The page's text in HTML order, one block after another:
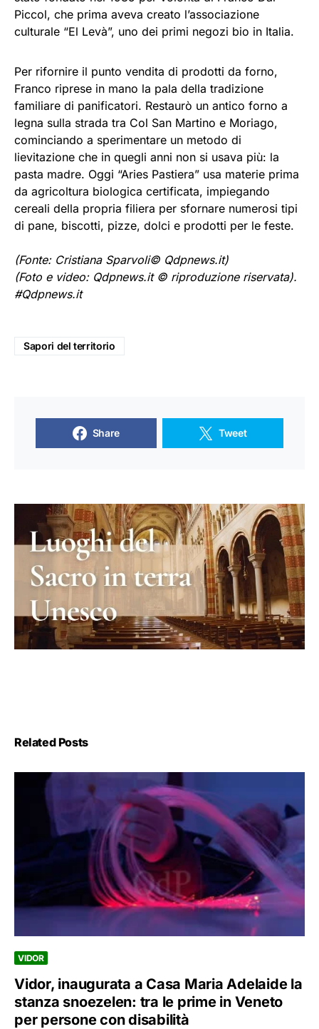
Piccol, che prima aveva creato l’associazione
culturale “El Levà”, uno dei primi negozi bio in Italia.
Per rifornire il punto vendita di prodotti da forno,
Franco riprese in mano la pala della tradizione
familiare di panificatori. Restaurò un antico forno a
legna sulla strada tra Col San Martino e Moriago,
cominciando a sperimentare un metodo di
lievitazione che in quegli anni non si usava più: la
pasta madre. Oggi “Aries Pastiera” usa materie prima
da agricoltura biologica certificata, impiegando
cereali della propria filiera per sfornare numerosi tipi
di pane, biscotti, pizze, dolci e prodotti per le feste.
(Fonte: Cristiana Sparvoli© Qdpnews.it)
(Foto e video: Qdpnews.it © riproduzione riservata).
#Qdpnews.it
Sapori del territorio
Share Tweet
Related Posts
VIDOR
Vidor, inaugurata a Casa Maria Adelaide la
stanza snoezelen: tra le prime in Veneto
per persone con disabilità